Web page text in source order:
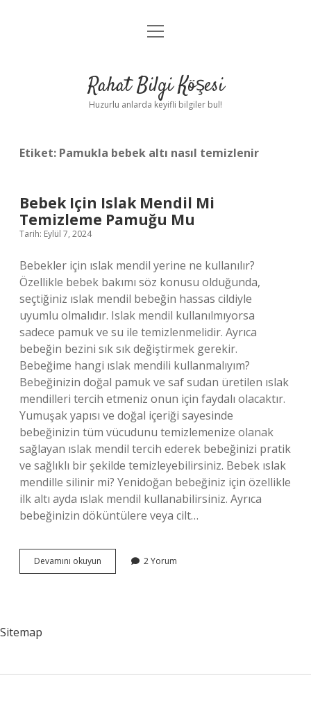
Anasayfa
Yasal Uyarı
menüyü
Rahat Bilgi Köşesi
Huzurlu anlarda keyifli bilgiler bul!
Etiket: Pamukla bebek altı nasıl temizlenir
Bebek Için Islak Mendil Mi
Temizleme Pamuğu Mu
Tarih: Eylül 7, 2024
Bebekler için ıslak mendil yerine ne kullanılır?
Özellikle bebek bakımı söz konusu olduğunda,
seçtiğiniz ıslak mendil bebeğin hassas cildiyle
uyumlu olmalıdır. Islak mendil kullanılmıyorsa
sadece pamuk ve su ile temizlenmelidir. Ayrıca
bebeğin bezini sık sık değiştirmek gerekir.
Bebeğime hangi ıslak mendili kullanmalıyım?
Bebeğinizin doğal pamuk ve saf sudan üretilen ıslak
mendilleri tercih etmeniz onun için faydalı olacaktır.
Yumuşak yapısı ve doğal içeriği sayesinde
bebeğinizin tüm vücudunu temizlemenize olanak
sağlayan ıslak mendil tercih ederek bebeğinizi pratik
ve sağlıklı bir şekilde temizleyebilirsiniz. Bebek ıslak
mendille silinir mi? Yenidoğan bebeğiniz için özellikle
ilk altı ayda ıslak mendil kullanabilirsiniz. Ayrıca
bebeğinizin döküntülere veya cilt…
Devamını okuyun
Için
2 Yorum
Sitemap